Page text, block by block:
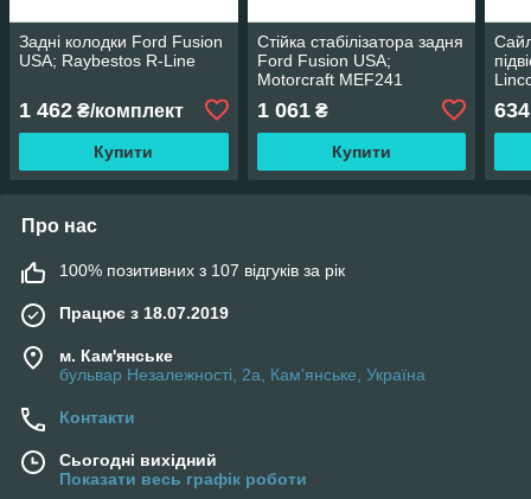
Задні колодки Ford Fusion
USA; Raybestos R-Line
1 462 ₴/комплект
Купити
Стійка стабілізатора задня
Ford Fusion USA;
Motorcraft MEF241
1 061₴
Купити
634
Про нас
100% позитивних з 107 відгуків за рік
Працює з 18.07.2019
м. Кам'янське
бульвар Незалежності, 2а, Кам'янське, Україна
Контакти
Сьогодні вихідний
Показати весь графік роботи